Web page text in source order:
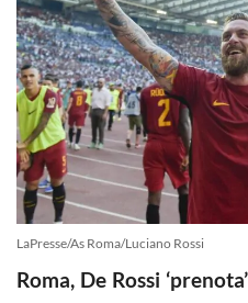
LaPresse/As Roma/Luciano Rossi
Roma, De Rossi